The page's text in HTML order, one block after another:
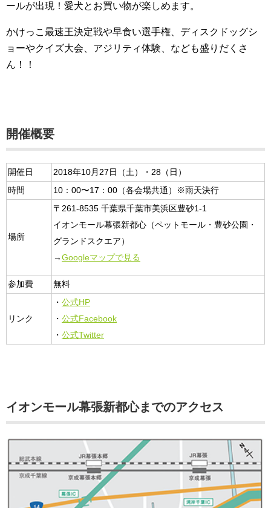
ールが出現！愛犬とお買い物が楽しめます。
かけっこ最速王決定戦や早食い選手権、ディスクドッグシ
ョーやクイズ大会、アジリティ体験、なども盛りだくさ
ん！！
開催概要
開催日
2018年10月27日（土）・28（日）
時間
10：00〜17：00（各会場共通）※雨天決行
場所
〒261-8535 千葉県千葉市美浜区豊砂1-1
イオンモール幕張新都心（ペットモール・豊砂公園・
グランドスクエア）
→ Googleマップで見る
参加費 無料
リンク
・ 公式HP
・ 公式Facebook
・ 公式Twitter
イオンモール幕張新都心までのアクセス